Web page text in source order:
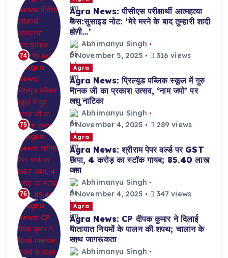
74
Agra News: पीसीएस परीक्षार्थी आत्महत्या
केस:सुसाइड नोट: ‘मेरे मरने के बाद तुम्हारी शादी
होगी…’
Abhimanyu Singh
November 5, 2025
316 views
75
Agra
Agra News: प्रिल्यूड पब्लिक स्कूल में गुरु
नानक जी का प्रकाश उत्सव, ‘नाम जपो’ पर
लघु नाटिका
Abhimanyu Singh
November 4, 2025
289 views
76
Agra
Agra News: श्रीराम पेपर वर्ल्ड पर GST
छापा, 4 करोड़ का स्टॉक गायब; 85.40 लाख
जमा
Abhimanyu Singh
November 4, 2025
347 views
Agra
Agra News: CP दीपक कुमार ने दिलाई
यातायात नियमों के पालन की शपथ; चालान के
साथ जागरूकता
Abhimanyu Singh